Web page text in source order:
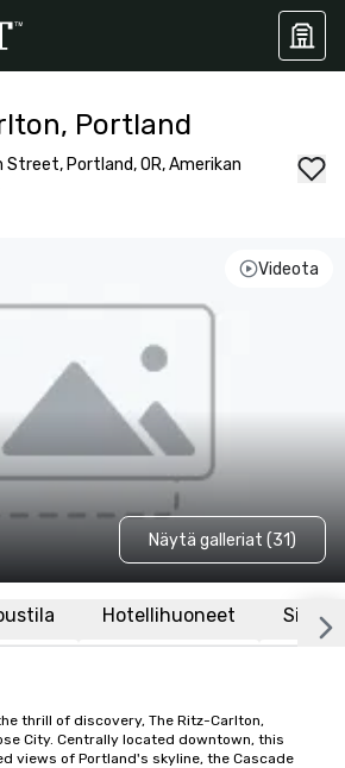
Portland
Street, Portland, OR, Amerikan
Videota
Näytä galleriat (31)
Hotellihuoneet Sijainti
thrill of discovery, The Ritz-Carlton,
City. Centrally located downtown, this
views of Portland's skyline, the Cascade